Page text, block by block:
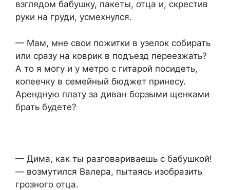
взглядом бабушку, пакеты, отца и, скрестив
руки на груди, усмехнулся.
— Мам, мне свои пожитки в узелок собирать
или сразу на коврик в подъезд переезжать?
А то я могу и у метро с гитарой посидеть,
копеечку в семейный бюджет принесу.
Арендную плату за диван борзыми щенками
брать будете?
— Дима, как ты разговариваешь с бабушкой!
— возмутился Валера, пытаясь изобразить
грозного отца.